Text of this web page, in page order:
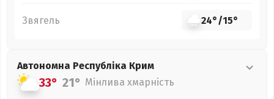
Звягель 24°/15°
Автономна Республіка Крим
33° 21° Мінлива хмарність